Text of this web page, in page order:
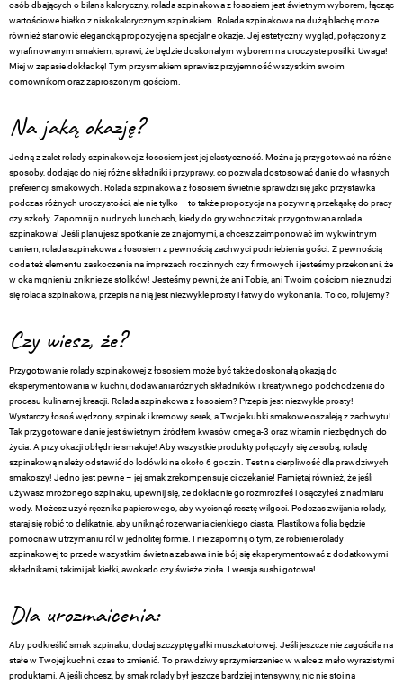
osób dbających o bilans kaloryczny, rolada szpinakowa z łososiem jest świetnym wyborem, łącząc
wartościowe białko z niskokalorycznym szpinakiem. Rolada szpinakowa na dużą blachę może
również stanowić elegancką propozycję na specjalne okazje. Jej estetyczny wygląd, połączony z
wyrafinowanym smakiem, sprawi, że będzie doskonałym wyborem na uroczyste posiłki. Uwaga!
Miej w zapasie dokładkę! Tym przysmakiem sprawisz przyjemność wszystkim swoim
domownikom oraz zaproszonym gościom.
Na jaką okazję?
Jedną z zalet rolady szpinakowej z łososiem jest jej elastyczność. Można ją przygotować na różne
sposoby, dodając do niej różne składniki i przyprawy, co pozwala dostosować danie do własnych
preferencji smakowych. Rolada szpinakowa z łososiem świetnie sprawdzi się jako przystawka
podczas różnych uroczystości, ale nie tylko – to także propozycja na pożywną przekąskę do pracy
czy szkoły. Zapomnij o nudnych lunchach, kiedy do gry wchodzi tak przygotowana rolada
szpinakowa! Jeśli planujesz spotkanie ze znajomymi, a chcesz zaimponować im wykwintnym
daniem, rolada szpinakowa z łososiem z pewnością zachwyci podniebienia gości. Z pewnością
doda też elementu zaskoczenia na imprezach rodzinnych czy firmowych i jesteśmy przekonani, że
w oka mgnieniu zniknie ze stolików! Jesteśmy pewni, że ani Tobie, ani Twoim gościom nie znudzi
się rolada szpinakowa, przepis na nią jest niezwykle prosty i łatwy do wykonania. To co, rolujemy?
Czy wiesz, że?
Przygotowanie rolady szpinakowej z łososiem może być także doskonałą okazją do
eksperymentowania w kuchni, dodawania różnych składników i kreatywnego podchodzenia do
procesu kulinarnej kreacji. Rolada szpinakowa z łososiem? Przepis jest niezwykle prosty!
Wystarczy łosoś wędzony, szpinak i kremowy serek, a Twoje kubki smakowe oszaleją z zachwytu!
Tak przygotowane danie jest świetnym źródłem kwasów omega-3 oraz witamin niezbędnych do
życia. A przy okazji obłędnie smakuje! Aby wszystkie produkty połączyły się ze sobą, roladę
szpinakową należy odstawić do lodówki na około 6 godzin. Test na cierpliwość dla prawdziwych
smakoszy! Jedno jest pewne – jej smak zrekompensuje ci czekanie! Pamiętaj również, że jeśli
używasz mrożonego szpinaku, upewnij się, że dokładnie go rozmroziłeś i osączyłeś z nadmiaru
wody. Możesz użyć ręcznika papierowego, aby wycisnąć resztę wilgoci. Podczas zwijania rolady,
staraj się robić to delikatnie, aby uniknąć rozerwania cienkiego ciasta. Plastikowa folia będzie
pomocna w utrzymaniu ról w jednolitej formie. I nie zapomnij o tym, że robienie rolady
szpinakowej to przede wszystkim świetna zabawa i nie bój się eksperymentować z dodatkowymi
składnikami, takimi jak kiełki, awokado czy świeże zioła. I wersja sushi gotowa!
Dla urozmaicenia:
Aby podkreślić smak szpinaku, dodaj szczyptę gałki muszkatołowej. Jeśli jeszcze nie zagościła na
stałe w Twojej kuchni, czas to zmienić. To prawdziwy sprzymierzeniec w walce z mało wyrazistymi
produktami. A jeśli chcesz, by smak rolady był jeszcze bardziej intensywny, nic nie stoi na